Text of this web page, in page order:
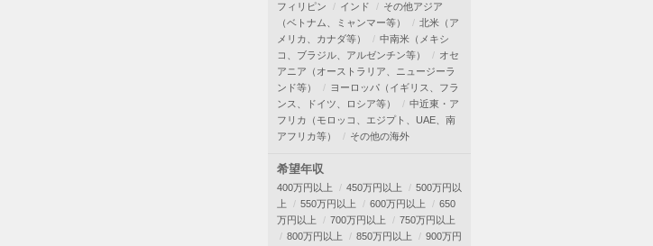
フィリピン
インド
その他アジア
（ベトナム、ミャンマー等）
北米（ア
メリカ、カナダ等）
中南米（メキシ
コ、ブラジル、アルゼンチン等）
オセ
アニア（オーストラリア、ニュージーラ
ンド等）
ヨーロッパ（イギリス、フラ
ンス、ドイツ、ロシア等）
中近東・ア
フリカ（モロッコ、エジプト、UAE、南
アフリカ等）
その他の海外
希望年収
400万円以上 450万円以上
500万円以
上
550万円以上 600万円以上
650
万円以上
700万円以上
750万円以上
800万円以上
850万円以上
900万円